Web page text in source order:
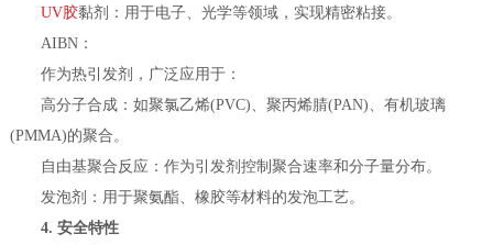
UV胶黏剂：用于电子、光学等领域，实现精密粘接。
AIBN：
作为热引发剂，广泛应用于：
高分子合成：如聚氯乙烯(PVC)、聚丙烯腈(PAN)、有机玻璃
(PMMA)的聚合。
自由基聚合反应：作为引发剂控制聚合速率和分子量分布。
发泡剂：用于聚氨酯、橡胶等材料的发泡工艺。
4. 安全特性